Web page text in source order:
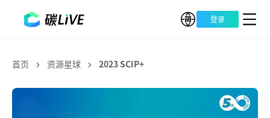
登录
首页 资源星球 2023 SCIP+